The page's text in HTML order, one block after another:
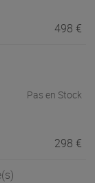
498 €
Pas en Stock
298 €